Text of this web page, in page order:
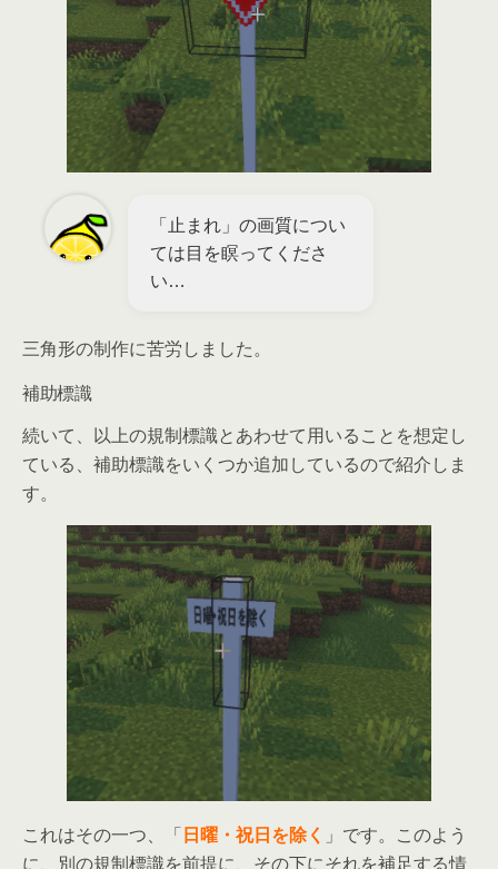
「止まれ」の画質につい
ては目を瞑ってくださ
い…
三角形の制作に苦労しました。
補助標識
続いて、以上の規制標識とあわせて用いることを想定し
ている、補助標識をいくつか追加しているので紹介しま
す。
これはその一つ、「日曜・祝日を除く 」です。このよう
に、別の規制標識を前提に、その下にそれを補足する情